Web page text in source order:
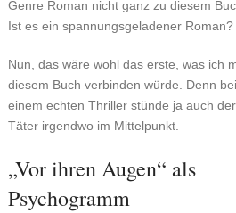
Genre Roman nicht ganz zu diesem
Ist es ein spannungsgeladener Roman?
Nun, das wäre wohl das erste, was ich
diesem Buch verbinden würde. Denn bei
einem echten Thriller stünde ja auch der
Täter irgendwo im Mittelpunkt.
„Vor ihren Augen“ als
Psychogramm